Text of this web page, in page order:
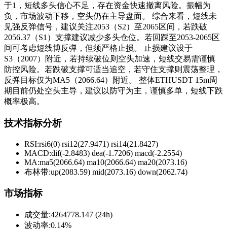
于1，短线多头信心不足，存在资金快速撤离风险。振幅为
负，市场波动下移，空头仍在主导盘面。 综合来看，短线未
见强反弹信号，建议关注2053（S2）至2065区间，若跌破
2056.37（S1）支撑建议减少多头仓位。若回踩至2053-2065区
间可考虑短线博反弹，但须严格止损。 止损建议设于
S3（2007）附近，若持续破位则空头加速，短线交易需谨慎
防控风险。若跌破支撑可适当追空，若守住支撑则震荡整理，
反弹目标仅为MA5（2066.64）附近。 整体ETHUSDT 15m周
期目前仍处空头主导，建议以防守为主，谨慎多单，短线下跌
概率极高。
技术指标分析
RSI:rsi6(0) rsi12(27.9471) rsi14(21.8427)
MACD:dif(-2.8483) dea(-1.7206) macd(-2.2554)
MA:ma5(2066.64) ma10(2066.64) ma20(2073.16)
布林带:up(2083.59) mid(2073.16) down(2062.74)
市场指标
成交量:4264778.147 (24h)
波动率:0.14%